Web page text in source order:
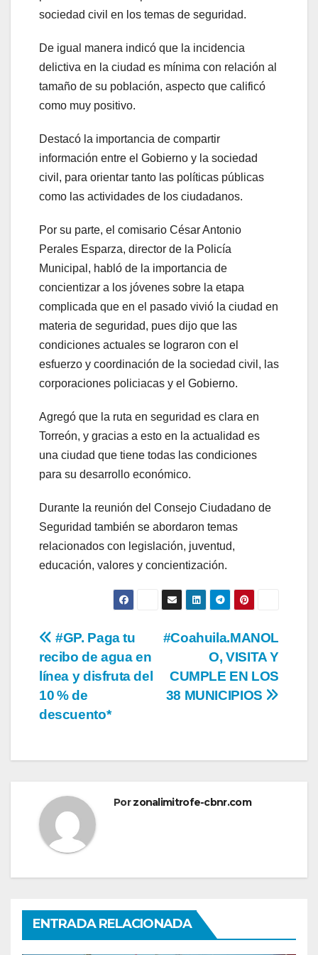
sociedad civil en los temas de seguridad.
De igual manera indicó que la incidencia
delictiva en la ciudad es mínima con relación al
tamaño de su población, aspecto que calificó
como muy positivo.
Destacó la importancia de compartir
información entre el Gobierno y la sociedad
civil, para orientar tanto las políticas públicas
como las actividades de los ciudadanos.
Por su parte, el comisario César Antonio
Perales Esparza, director de la Policía
Municipal, habló de la importancia de
concientizar a los jóvenes sobre la etapa
complicada que en el pasado vivió la ciudad en
materia de seguridad, pues dijo que las
condiciones actuales se lograron con el
esfuerzo y coordinación de la sociedad civil, las
corporaciones policiacas y el Gobierno.
Agregó que la ruta en seguridad es clara en
Torreón, y gracias a esto en la actualidad es
una ciudad que tiene todas las condiciones
para su desarrollo económico.
Durante la reunión del Consejo Ciudadano de
Seguridad también se abordaron temas
relacionados con legislación, juventud,
educación, valores y concientización.
Navegación
de
entradas
#Coahuila.MANOL
O, VISITA Y
CUMPLE EN LOS
38 MUNICIPIOS
#GP. Paga tu
recibo de agua en
línea y disfruta del
10 % de
descuento*
Porzonalimitrofe-cbnr.com
ENTRADA RELACIONADA